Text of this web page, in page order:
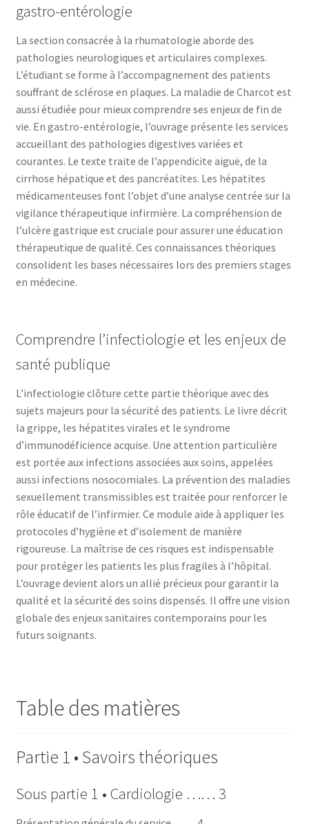
gastro-entérologie
La section consacrée à la rhumatologie aborde des
pathologies neurologiques et articulaires complexes.
L’étudiant se forme à l’accompagnement des patients
souffrant de sclérose en plaques. La maladie de Charcot est
aussi étudiée pour mieux comprendre ses enjeux de fin de
vie. En gastro-entérologie, l’ouvrage présente les services
accueillant des pathologies digestives variées et
courantes. Le texte traite de l’appendicite aiguë, de la
cirrhose hépatique et des pancréatites. Les hépatites
médicamenteuses font l’objet d’une analyse centrée sur la
vigilance thérapeutique infirmière. La compréhension de
l’ulcère gastrique est cruciale pour assurer une éducation
thérapeutique de qualité. Ces connaissances théoriques
consolident les bases nécessaires lors des premiers stages
en médecine.
Comprendre l’infectiologie et les enjeux de
santé publique
L’infectiologie clôture cette partie théorique avec des
sujets majeurs pour la sécurité des patients. Le livre décrit
la grippe, les hépatites virales et le syndrome
d’immunodéficience acquise. Une attention particulière
est portée aux infections associées aux soins, appelées
aussi infections nosocomiales. La prévention des maladies
sexuellement transmissibles est traitée pour renforcer le
rôle éducatif de l’infirmier. Ce module aide à appliquer les
protocoles d’hygiène et d’isolement de manière
rigoureuse. La maîtrise de ces risques est indispensable
pour protéger les patients les plus fragiles à l’hôpital.
L’ouvrage devient alors un allié précieux pour garantir la
qualité et la sécurité des soins dispensés. Il offre une vision
globale des enjeux sanitaires contemporains pour les
futurs soignants.
Table des matières
Partie 1 • Savoirs théoriques
Sous partie 1 • Cardiologie …… 3